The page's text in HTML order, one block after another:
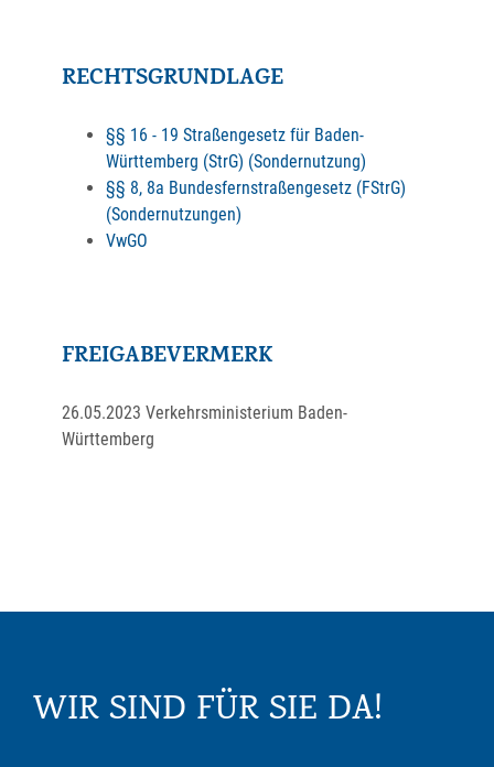
RECHTSGRUNDLAGE
§§ 16 - 19 Straßengesetz für Baden-
Württemberg (StrG) (Sondernutzung)
§§ 8, 8a Bundesfernstraßengesetz (FStrG)
(Sondernutzungen)
VwGO
FREIGABEVERMERK
26.05.2023 Verkehrsministerium Baden-
Württemberg
WIR SIND FÜR SIE DA!